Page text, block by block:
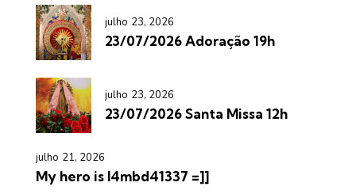
julho 23, 2026
23/07/2026 Adoração 19h
julho 23, 2026
23/07/2026 Santa Missa 12h
julho 21, 2026
My hero is l4mbd41337 =]]